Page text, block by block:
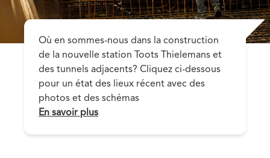
Description
Où en sommes-nous dans la construction
de la nouvelle station Toots Thielemans et
des tunnels adjacents? Cliquez ci-dessous
pour un état des lieux récent avec des
photos et des schémas
Link
En savoir plus